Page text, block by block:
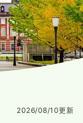
2026/08/10更新